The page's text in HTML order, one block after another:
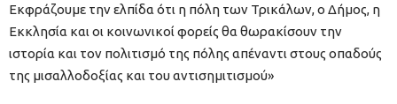
Εκφράζουμε την ελπίδα ότι η πόλη των Τρικάλων, ο Δήμος, η
Εκκλησία και οι κοινωνικοί φορείς θα θωρακίσουν την
ιστορία και τον πολιτισμό της πόλης απέναντι στους οπαδούς
της μισαλλοδοξίας και του αντισημιτισμού»